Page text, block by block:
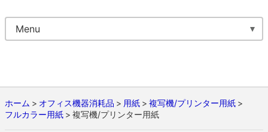
Menu
ホーム オフィス機器消耗品 用紙
複写機/プリンター用紙
フルカラー用紙
複写機/プリンター用紙